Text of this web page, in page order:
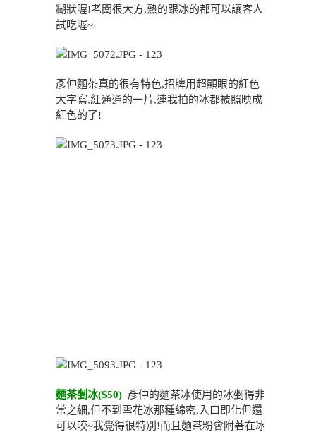
糊狀喔!老闆很大方,熱的跟冰的都可以讓客人
試吃喔~
彥仲麵茶真的很有特色,招牌用超顯眼的紅色
大字寫,紅通通的一片,連我拍的冰都被照映成
紅色的了!
麵茶剉冰($50) 彥仲的麵茶冰使用的冰剉得非
常之細,但不到雪花冰那種綿密,入口即化但還
可以咬~我覺得很特別!而且麵茶粉會附著在冰